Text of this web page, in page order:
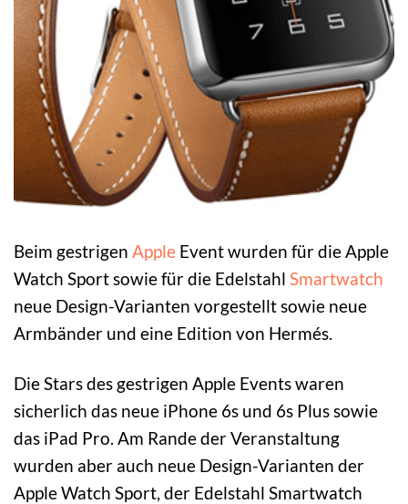
Beim gestrigen Apple Event wurden für die Apple
Watch Sport sowie für die Edelstahl Smartwatch
neue Design-Varianten vorgestellt sowie neue
Armbänder und eine Edition von Hermés.
Die Stars des gestrigen Apple Events waren
sicherlich das neue iPhone 6s und 6s Plus sowie
das iPad Pro. Am Rande der Veranstaltung
wurden aber auch neue Design-Varianten der
Apple Watch Sport, der Edelstahl Smartwatch